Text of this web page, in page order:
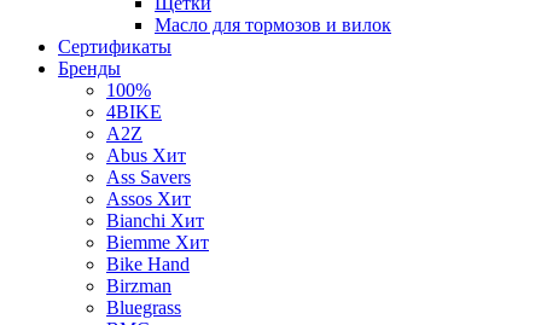
Масло для тормозов и вилок
Сертификаты
Бренды
100%
4BIKE
A2Z
Abus Хит
Ass Savers
Assos Хит
Bianchi Хит
Biemme Хит
Bike Hand
Birzman
Bluegrass